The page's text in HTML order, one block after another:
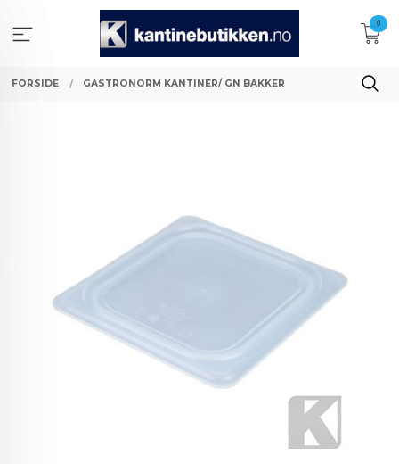
innholdet
0
FORSIDE GASTRONORM KANTINER/ GN BAKKER